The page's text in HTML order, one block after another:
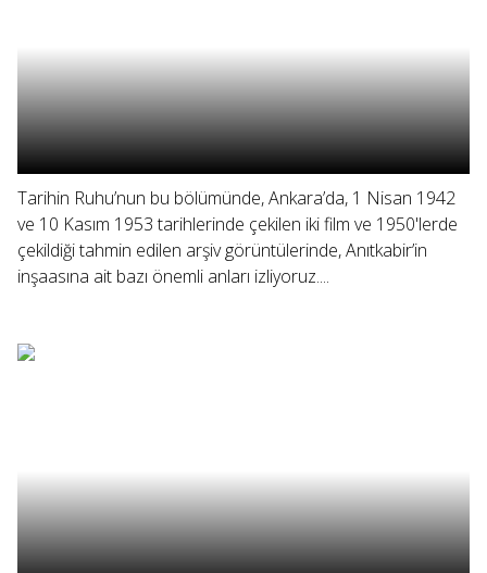
Tarihin Ruhu’nun bu bölümünde, Ankara’da, 1 Nisan 1942
ve 10 Kasım 1953 tarihlerinde çekilen iki film ve 1950'lerde
çekildiği tahmin edilen arşiv görüntülerinde, Anıtkabir’in
inşaasına ait bazı önemli anları izliyoruz....